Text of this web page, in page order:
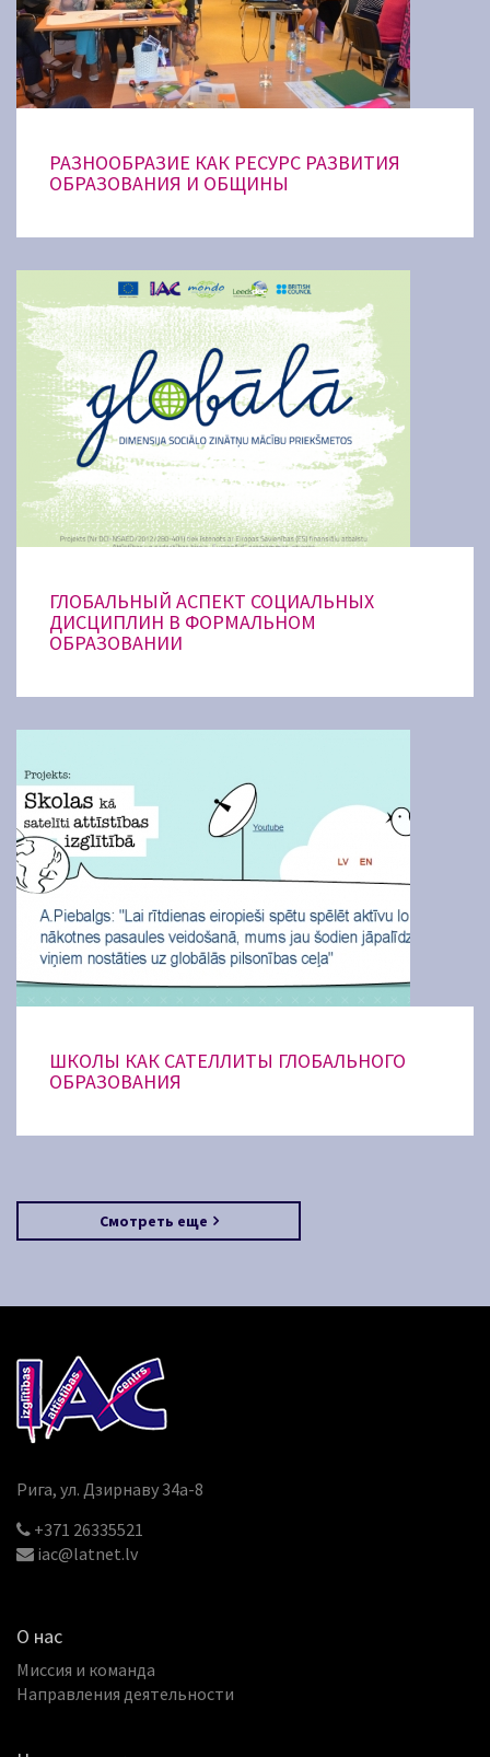
РАЗНООБРАЗИЕ КАК РЕСУРС РАЗВИТИЯ
ОБРАЗОВАНИЯ И ОБЩИНЫ
ГЛОБАЛЬНЫЙ АСПЕКТ СОЦИАЛЬНЫХ
ДИСЦИПЛИН В ФОРМАЛЬНОМ
ОБРАЗОВАНИИ
ШКОЛЫ КАК САТЕЛЛИТЫ ГЛОБАЛЬНОГО
ОБРАЗОВАНИЯ
Смотреть еще
Рига, ул. Дзирнаву 34a-8
+371 26335521
iac@latnet.lv
О нас
Миссия и команда
Направления деятельности